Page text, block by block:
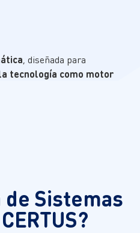
, diseñada para
tecnología como motor
Sistemas